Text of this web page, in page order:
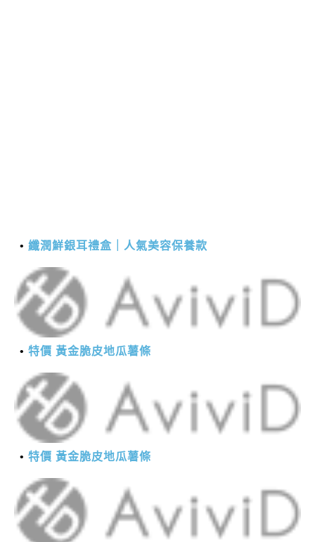
纖潤鮮銀耳禮盒｜人氣美容保養款
特價 黃金脆皮地瓜薯條
特價 黃金脆皮地瓜薯條